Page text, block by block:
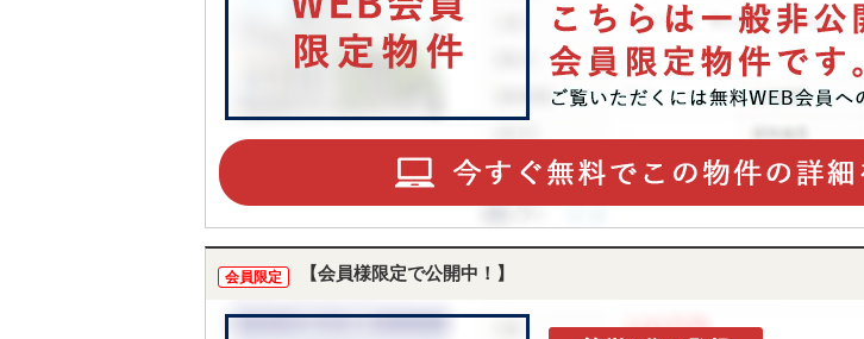
会員限定 【会員様限定で公開中！】